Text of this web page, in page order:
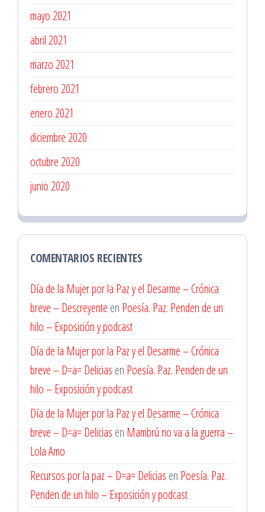
mayo 2021
abril 2021
marzo 2021
febrero 2021
enero 2021
diciembre 2020
octubre 2020
junio 2020
COMENTARIOS RECIENTES
Día de la Mujer por la Paz y el Desarme – Crónica
breve – Descreyente en Poesía. Paz. Penden de un
hilo – Exposición y podcast
Día de la Mujer por la Paz y el Desarme – Crónica
breve – D=a= Delicias en Poesía. Paz. Penden de un
hilo – Exposición y podcast
Día de la Mujer por la Paz y el Desarme – Crónica
breve – D=a= Delicias en Mambrú no va a la guerra –
Lola Amo
Recursos por la paz – D=a= Delicias en Poesía. Paz.
Penden de un hilo – Exposición y podcast